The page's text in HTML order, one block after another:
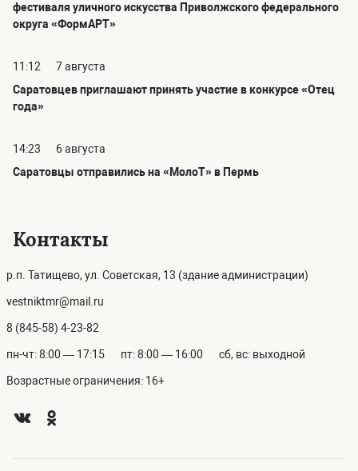
фестиваля уличного искусства Приволжского федерального
округа «ФормАРТ»
11:12
7 августа
Саратовцев приглашают принять участие в конкурсе «Отец
года»
14:23
6 августа
Саратовцы отправились на «МолоТ» в Пермь
Контакты
р.п. Татищево, ул. Советская, 13 (здание администрации)
vestniktmr@mail.ru
8 (845-58) 4-23-82
пн-чт: 8:00 — 17:15 пт: 8:00 — 16:00 сб, вс: выходной
Возрастные ограничения: 16+